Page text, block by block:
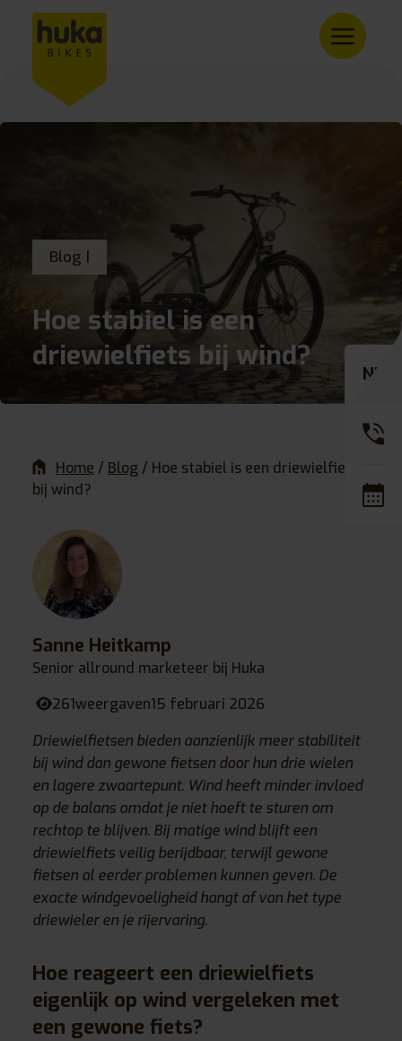
Blog |
Hoe stabiel is een
driewielfiets bij wind?
Home / Blog / Hoe stabiel is een driewielfiets
bij wind?
Sanne Heitkamp
Senior allround marketeer bij Huka
261weergaven15 februari 2026
Driewielfietsen bieden aanzienlijk meer stabiliteit
bij wind dan gewone fietsen door hun drie wielen
en lagere zwaartepunt. Wind heeft minder invloed
op de balans omdat je niet hoeft te sturen om
rechtop te blijven. Bij matige wind blijft een
driewielfiets veilig berijdbaar, terwijl gewone
fietsen al eerder problemen kunnen geven. De
exacte windgevoeligheid hangt af van het type
driewieler en je rijervaring.
Hoe reageert een driewielfiets
eigenlijk op wind vergeleken met
een gewone fiets?
NL